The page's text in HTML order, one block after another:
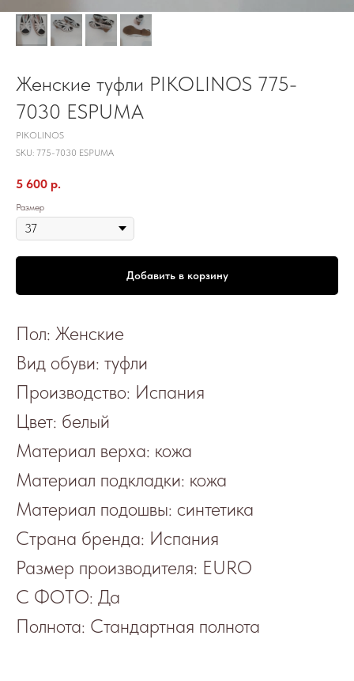
Женские туфли PIKOLINOS 775-
7030 ESPUMA
PIKOLINOS
SKU: 775-7030 ESPUMA
5 600 р.
Размер
Добавить в корзину
Пол: Женские
Вид обуви: туфли
Производство: Испания
Цвет: белый
Материал верха: кожа
Материал подкладки: кожа
Материал подошвы: синтетика
Страна бренда: Испания
Размер производителя: EURO
С ФОТО: Да
Полнота: Стандартная полнота